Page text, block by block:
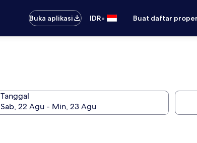
Buka aplikasi
IDR• Buat daftar
Tanggal